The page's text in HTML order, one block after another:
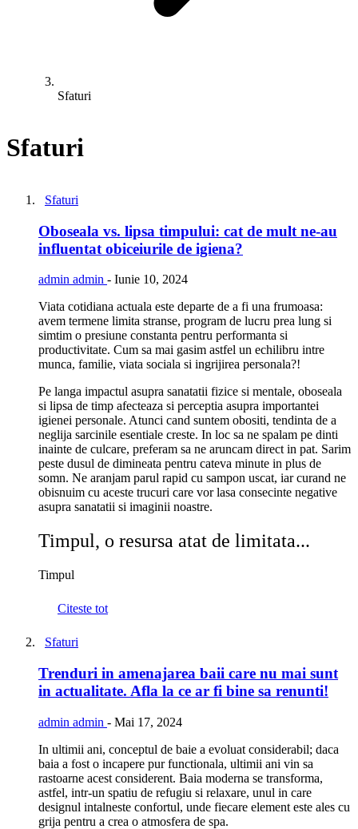
Sfaturi
Sfaturi
Sfaturi
Oboseala vs. lipsa timpului: cat de mult ne-au
influentat obiceiurile de igiena?
admin admin - Iunie 10, 2024
Viata cotidiana actuala este departe de a fi una frumoasa:
avem termene limita stranse, program de lucru prea lung si
simtim o presiune constanta pentru performanta si
productivitate. Cum sa mai gasim astfel un echilibru intre
munca, familie, viata sociala si ingrijirea personala?!
Pe langa impactul asupra sanatatii fizice si mentale, oboseala
si lipsa de timp afecteaza si perceptia asupra importantei
igienei personale. Atunci cand suntem obositi, tendinta de a
neglija sarcinile esentiale creste. In loc sa ne spalam pe dinti
inainte de culcare, preferam sa ne aruncam direct in pat. Sarim
peste dusul de dimineata pentru cateva minute in plus de
somn. Ne aranjam parul rapid cu sampon uscat, iar curand ne
obisnuim cu aceste trucuri care vor lasa consecinte negative
asupra sanatatii si imaginii noastre.
Timpul, o resursa atat de limitata...
Timpul
Citeste tot
Sfaturi
Trenduri in amenajarea baii care nu mai sunt
in actualitate. Afla la ce ar fi bine sa renunti!
admin admin - Mai 17, 2024
In ultimii ani, conceptul de baie a evoluat considerabil; daca
baia a fost o incapere pur functionala, ultimii ani vin sa
rastoarne acest considerent. Baia moderna se transforma,
astfel, intr-un spatiu de refugiu si relaxare, unul in care
designul intalneste confortul, unde fiecare element este ales cu
grija pentru a crea o atmosfera de spa.